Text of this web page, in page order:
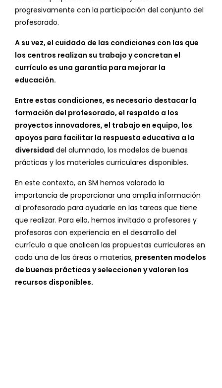
progresivamente con la participación del conjunto del
profesorado.
A su vez, el cuidado de las condiciones con las que
los centros realizan su trabajo y concretan el
currículo es una garantía para mejorar la
educación.
Entre estas condiciones, es necesario destacar la
formación del profesorado, el respaldo a los
proyectos innovadores, el trabajo en equipo, los
apoyos para facilitar la respuesta educativa a la
diversidad del alumnado, los modelos de buenas
prácticas y los materiales curriculares disponibles.
En este contexto, en SM hemos valorado la
importancia de proporcionar una amplia información
al profesorado para ayudarle en las tareas que tiene
que realizar. Para ello, hemos invitado a profesores y
profesoras con experiencia en el desarrollo del
currículo a que analicen las propuestas curriculares en
cada una de las áreas o materias, presenten modelos
de buenas prácticas y seleccionen y valoren los
recursos disponibles.